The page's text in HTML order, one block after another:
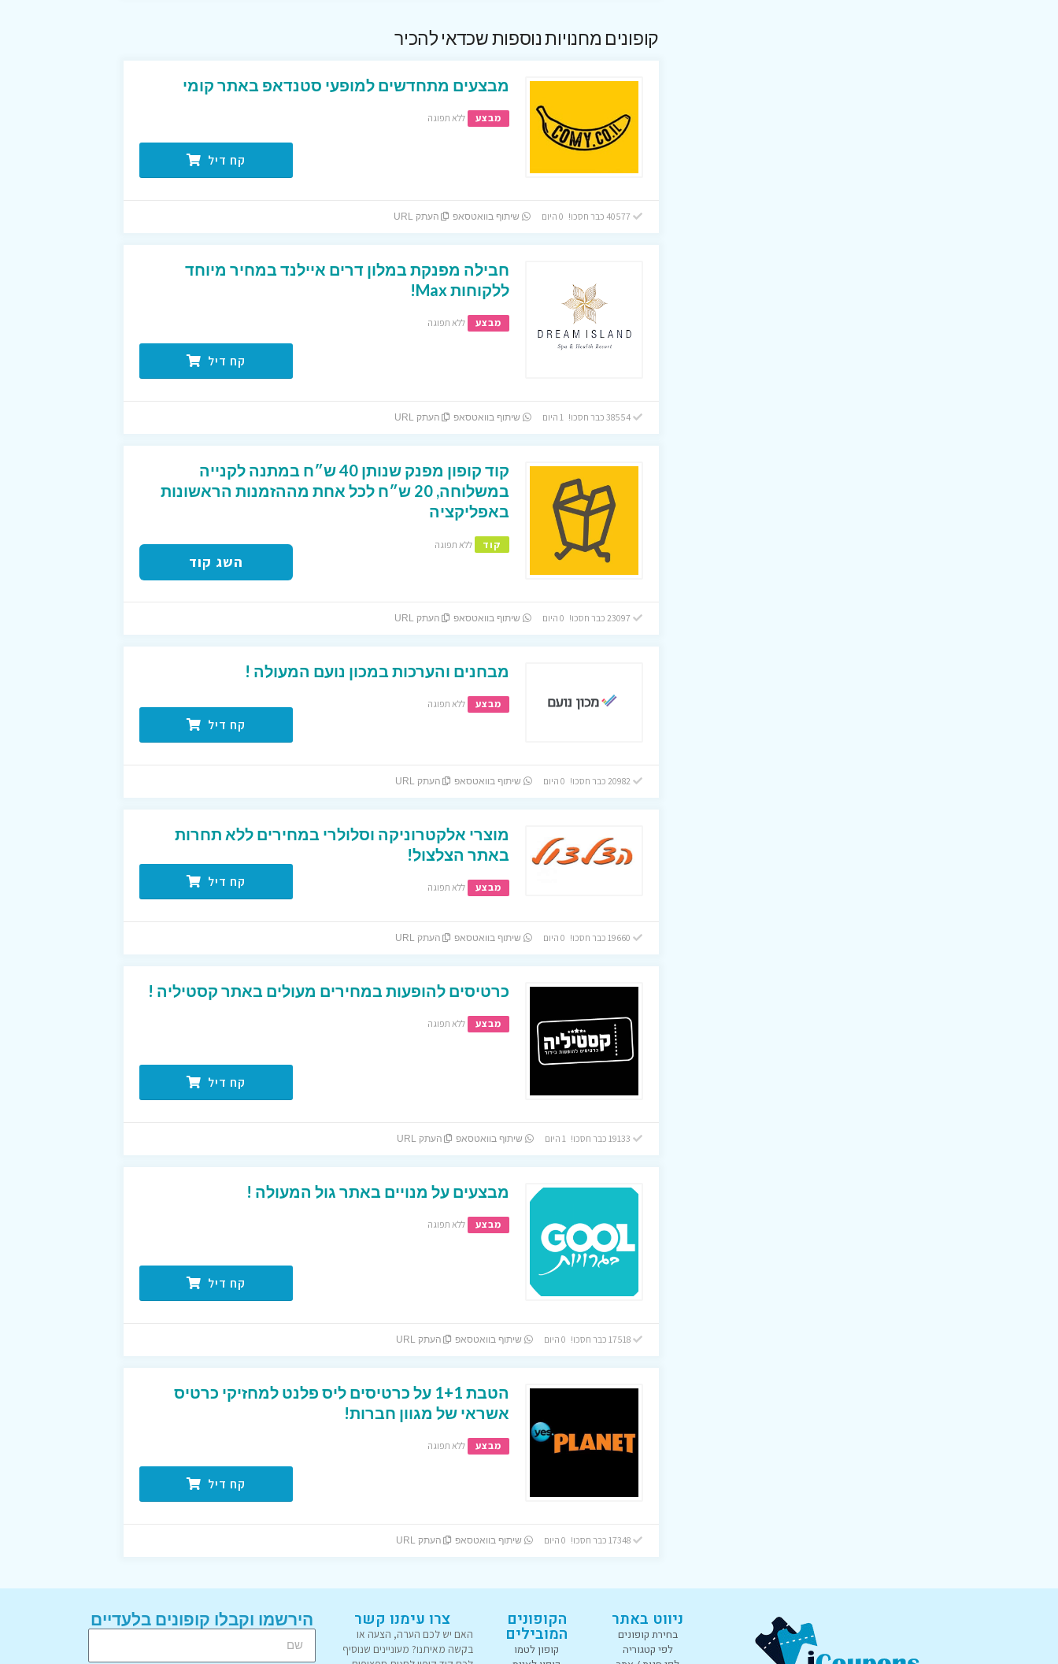
קופונים מחנויות נוספות שכדאי להכיר
מבצעים מתחדשים למופעי סטנדאפ באתר קומי
מבצע ללא תפוגה
קח דיל
שיתוף בוואטסאפ העתק URL
חבילה מפנקת במלון דרים איילנד במחיר מיוחד
ללקוחות Max!
מבצע ללא תפוגה
קח דיל
38554 כבר חסכו! 1 היום שיתוף בוואטסאפ העתק URL
קוד קופון מפנק שנותן 40 ש״ח במתנה לקנייה
במשלוחה, 20 ש״ח לכל אחת מההזמנות הראשונות
באפליקציה
קוד ללא תפוגה
השג קוד
שיתוף בוואטסאפ העתק URL
מבחנים והערכות במכון נועם המעולה !
מבצע ללא תפוגה
קח דיל
שיתוף בוואטסאפ העתק URL
מוצרי אלקטרוניקה וסלולרי במחירים ללא תחרות
באתר הצלצול!
מבצע ללא תפוגה קח דיל
שיתוף בוואטסאפ העתק URL
כרטיסים להופעות במחירים מעולים באתר קסטיליה !
מבצע ללא תפוגה
קח דיל
שיתוף בוואטסאפ העתק URL
מבצעים על מנויים באתר גול המעולה !
מבצע ללא תפוגה
קח דיל
17518 כבר חסכו! 0 היום שיתוף בוואטסאפ העתק URL
הטבת 1+1 על כרטיסים ליס פלנט למחזיקי כרטיס
אשראי של מגוון חברות!
מבצע ללא תפוגה
קח דיל
17348 כבר חסכו! 0 היום שיתוף בוואטסאפ העתק URL
ניווט באתר
בחירת קופונים
לפי קטגוריה
הקופונים
המובילים
קופון לטמו
צרו עימנו קשר
האם יש לכם הערה, הצעה או
בקשה מאיתנו? מעוניינים שנוסיף
הירשמו וקבלו קופונים בלעדיים